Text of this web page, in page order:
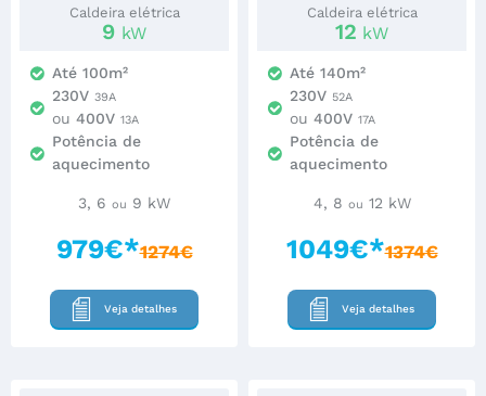
Caldeira elétrica
9 kW
Até 100m²
230V 39A
ou 400V 13A
Potência de
aquecimento
3, 6 ou 9 kW
979€*1274€
Veja detalhes
Caldeira elétrica
12 kW
Até 140m²
230V 52A
ou 400V 17A
Potência de
aquecimento
4, 8 ou 12 kW
1049€*1374€
Veja detalhes